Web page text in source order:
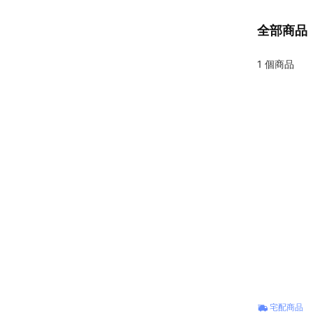
全部商品
1 個商品
宅配商品